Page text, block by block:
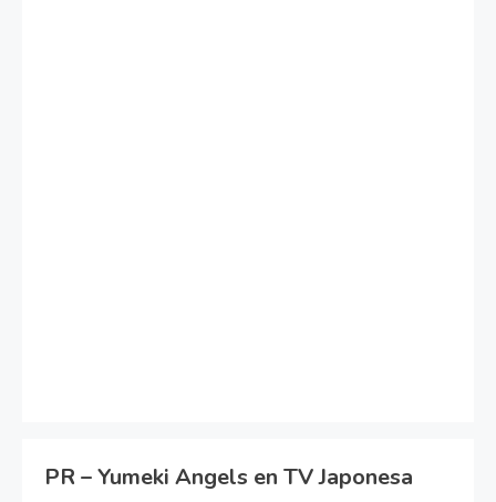
PR – Yumeki Angels en TV Japonesa